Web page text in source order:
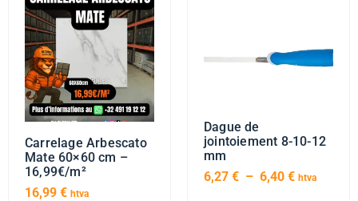
Carrelage Arbescato
Mate 60×60 cm –
16,99€/m²
16,99 € htva
Dague de
jointoiement 8-10-12
mm
6,27 € – 6,40 € htva